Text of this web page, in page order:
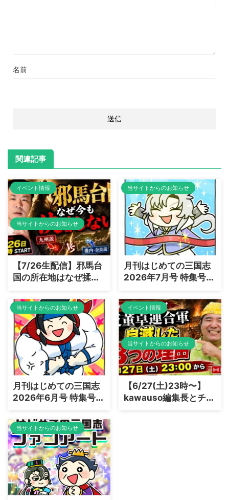
名前
関連記事
イベント情報
当サイトからのお知らせ
【7/26生配信】邪馬台
国の所在地はなぜ揉め
る？三国志×日本史コ
ラボで読み解く「魏志
倭人伝」の謎
当サイトからのお知らせ
月刊はじめての三国志
2026年7月号 特集号：
「鍾会、エリート街道
を爆走しすぎた男」編
を出版しました
当サイトからのお知らせ
月刊はじめての三国志
2026年6月号 特集号：
「趙雲、盛られてもな
お強い男」編を出版し
ました
イベント情報
当サイトからのお知らせ
【6/27(土)23時〜】
kawauso編集長とチャ
ットで語る！YouTube
当サイトからのお知らせ